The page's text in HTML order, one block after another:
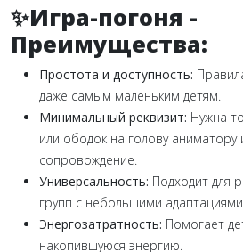
✨Игра-погоня -
Преимущества:
Простота и доступность:
даже самым маленьким детям.
Минимальный реквизит: Нужна
или ободок на голову аниматору
сопровождение.
Универсальность: Подходит для
групп с небольшими адаптациями.
Энергозатратность: Помогает
накопившуюся энергию.